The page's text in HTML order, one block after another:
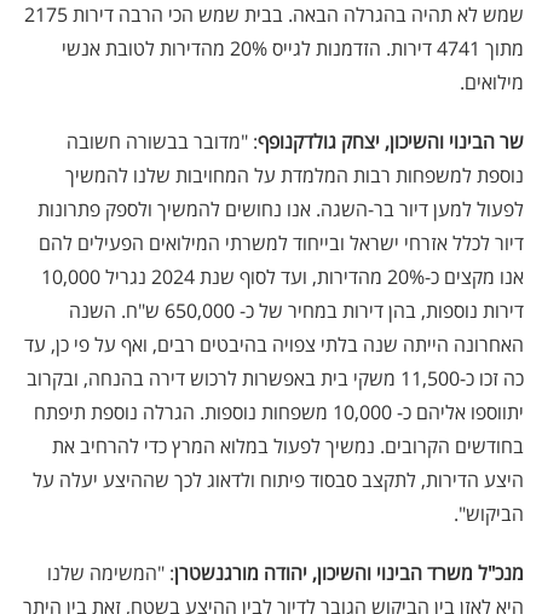
שמש לא תהיה בהגרלה הבאה. בבית שמש הכי הרבה דירות 2175
מתוך 4741 דירות. הזדמנות לגייס 20% מהדירות לטובת אנשי
מילואים.
שר הבינוי והשיכון, יצחק גולדקנופף: "מדובר בבשורה חשובה
נוספת למשפחות רבות המלמדת על המחויבות שלנו להמשיך
לפעול למען דיור בר-השגה. אנו נחושים להמשיך ולספק פתרונות
דיור לכלל אזרחי ישראל ובייחוד למשרתי המילואים הפעילים להם
אנו מקצים כ-20% מהדירות, ועד לסוף שנת 2024 נגריל 10,000
דירות נוספות, בהן דירות במחיר של כ- 650,000 ש"ח. השנה
האחרונה הייתה שנה בלתי צפויה בהיבטים רבים, ואף על פי כן, עד
כה זכו כ-11,500 משקי בית באפשרות לרכוש דירה בהנחה, ובקרוב
יתווספו אליהם כ- 10,000 משפחות נוספות. הגרלה נוספת תיפתח
בחודשים הקרובים. נמשיך לפעול במלוא המרץ כדי להרחיב את
היצע הדירות, לתקצב סבסוד פיתוח ולדאוג לכך שההיצע יעלה על
הביקוש".
מנכ"ל משרד הבינוי והשיכון, יהודה מורגנשטרן: "המשימה שלנו
היא לאזן בין הביקוש הגובר לדיור לבין ההיצע בשטח, זאת בין היתר